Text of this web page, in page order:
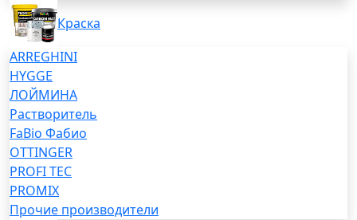
Краска
ARREGHINI
HYGGE
ЛОЙМИНА
Растворитель
FaBio Фабио
OTTINGER
PROFI TEC
PROMIX
Прочие производители